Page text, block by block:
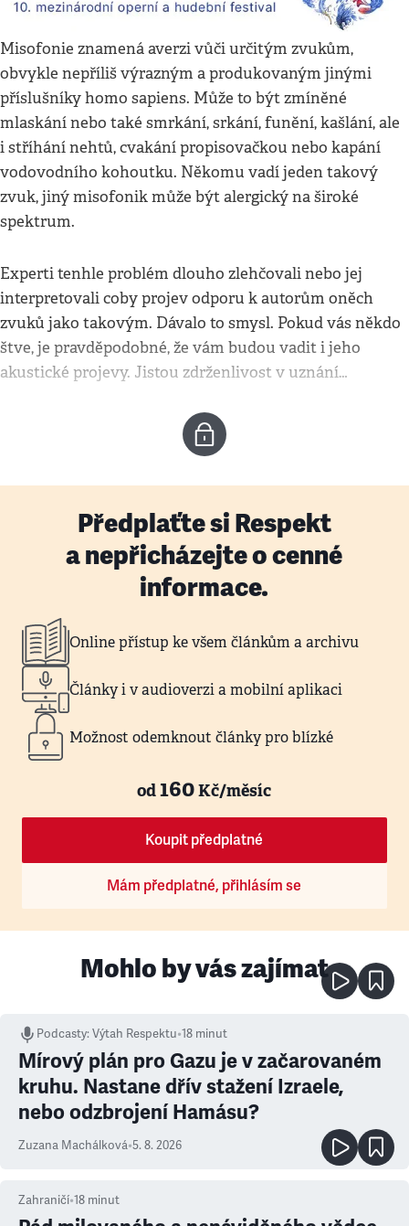
Misofonie znamená averzi vůči určitým zvukům,
obvykle nepříliš výrazným a produkovaným jinými
příslušníky homo sapiens. Může to být zmíněné
mlaskání nebo také smrkání, srkání, funění, kašlání, ale
i stříhání nehtů, cvakání propisovačkou nebo kapání
vodovodního kohoutku. Někomu vadí jeden takový
zvuk, jiný misofonik může být alergický na široké
spektrum.
Experti tenhle problém dlouho zlehčovali nebo jej
interpretovali coby projev odporu k autorům oněch
zvuků jako takovým. Dávalo to smysl. Pokud vás někdo
štve, je pravděpodobné, že vám budou vadit i jeho
akustické projevy. Jistou zdrženlivost v uznání…
Předplaťte si Respekt
a nepřicházejte o cenné
informace.
Online přístup ke všem článkům a archivu
Články i v audioverzi a mobilní aplikaci
Možnost odemknout články pro blízké
od160Kč/měsíc
Koupit předplatné
Mám předplatné, přihlásím se
Mohlo by vás zajímat
Podcasty:Výtah Respektu•18 minut
Mírový plán pro Gazu je v začarovaném
kruhu. Nastane dřív stažení Izraele,
nebo odzbrojení Hamásu?
Zuzana Machálková•5. 8. 2026
Zahraničí•18 minut